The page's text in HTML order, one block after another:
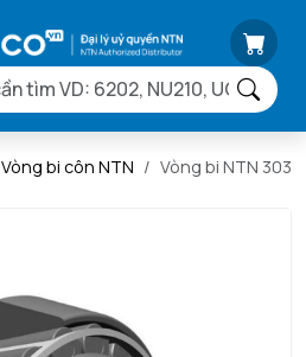
Vòng bi côn NTN Vòng bi NTN